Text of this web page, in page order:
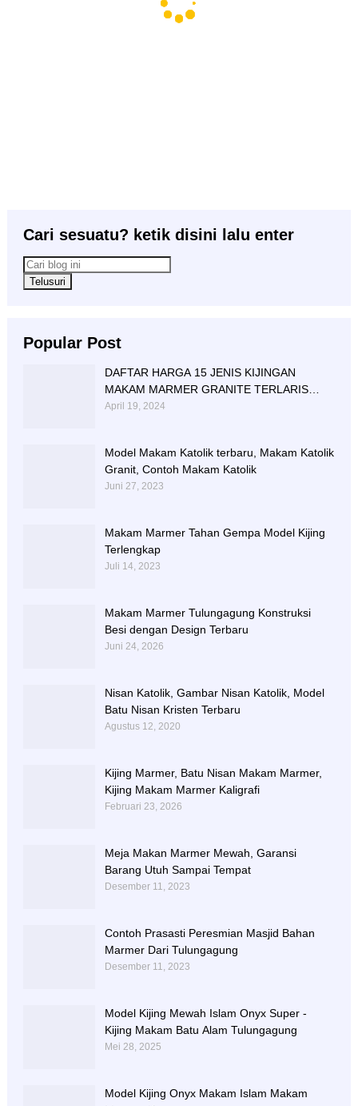
Cari sesuatu? ketik disini lalu enter
Popular Post
DAFTAR HARGA 15 JENIS KIJINGAN
MAKAM MARMER GRANITE TERLARIS
BERIKUT NISAN NYA
April 19, 2024
Model Makam Katolik terbaru, Makam Katolik
Granit, Contoh Makam Katolik
Juni 27, 2023
Makam Marmer Tahan Gempa Model Kijing
Terlengkap
Juli 14, 2023
Makam Marmer Tulungagung Konstruksi
Besi dengan Design Terbaru
Juni 24, 2026
Nisan Katolik, Gambar Nisan Katolik, Model
Batu Nisan Kristen Terbaru
Agustus 12, 2020
Kijing Marmer, Batu Nisan Makam Marmer,
Kijing Makam Marmer Kaligrafi
Februari 23, 2026
Meja Makan Marmer Mewah, Garansi
Barang Utuh Sampai Tempat
Desember 11, 2023
Contoh Prasasti Peresmian Masjid Bahan
Marmer Dari Tulungagung
Desember 11, 2023
Model Kijing Mewah Islam Onyx Super -
Kijing Makam Batu Alam Tulungagung
Mei 28, 2025
Model Kijing Onyx Makam Islam Makam